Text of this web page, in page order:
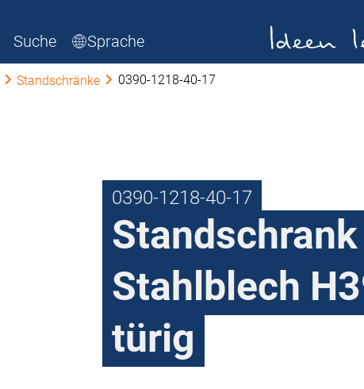
Suche Sprache
Standschränke 0390-1218-40-17
0390-1218-40-17
Standschrank
Stahlblech
türig